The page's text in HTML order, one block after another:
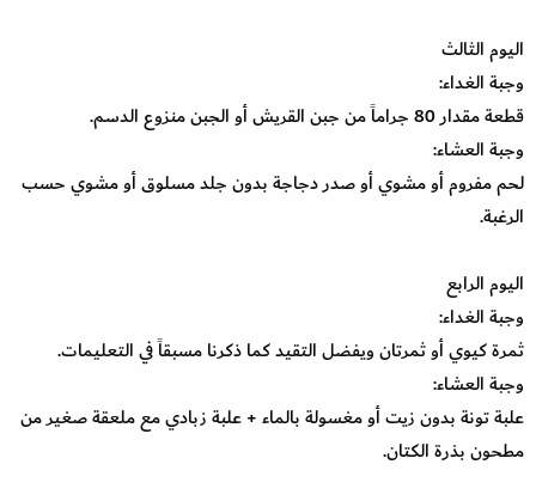
اليوم الثالث
وجبة الغداء:
قطعة مقدار 80 جراماً من جبن القريش أو الجبن منزوع الدسم.
وجبة العشاء:
لحم مفروم أو مشوي أو صدر دجاجة بدون جلد مسلوق أو مشوي حسب
الرغبة.
اليوم الرابع
وجبة الغداء:
ثمرة كيوي أو ثمرتان ويفضل التقيد كما ذكرنا مسبقاً في التعليمات.
وجبة العشاء:
علبة تونة بدون زيت أو مغسولة بالماء + علبة زبادي مع ملعقة صغير من
مطحون بذرة الكتان.